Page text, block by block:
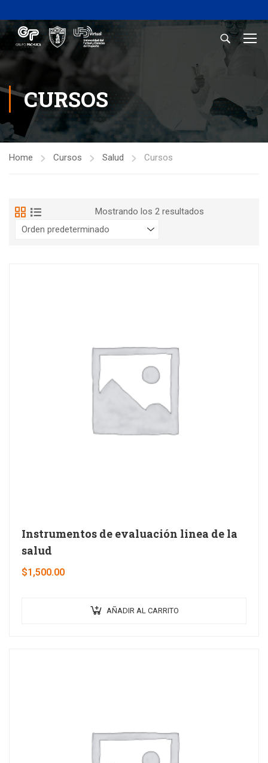
CURSOS
Home Cursos Salud Cursos
Mostrando los 2 resultados
Instrumentos de evaluación linea de la
salud
$1,500.00
AÑADIR AL CARRITO